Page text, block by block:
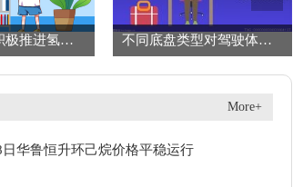
石化机械：积极推进氢能机械公司增资扩股项目 不同底盘类型对驾驶体验影响？ 焦点速看
More+
华鲁恒升环己烷价格平稳运行